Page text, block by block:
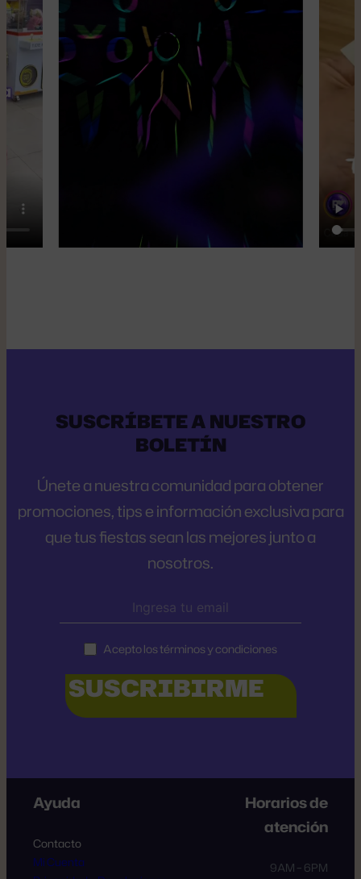
SUSCRÍBETE A NUESTRO
BOLETÍN
Únete a nuestra comunidad para obtener
promociones, tips e información exclusiva para
que tus fiestas sean las mejores junto a
nosotros.
Acepto los términos y condiciones
Ayuda
Contacto
Mi Cuenta
Horarios de
atención
9AM – 6PM